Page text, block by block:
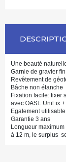
Une beauté
Garnie de gravier
Revêtement de
Bâche non étanche
Fixation facile: fixer
avec OASE UniFix +
Egalement
Garantie 3 ans
Longueur
à 12 m, le surplus